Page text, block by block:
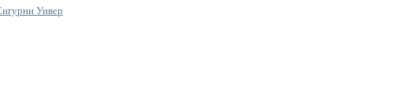
Уивер